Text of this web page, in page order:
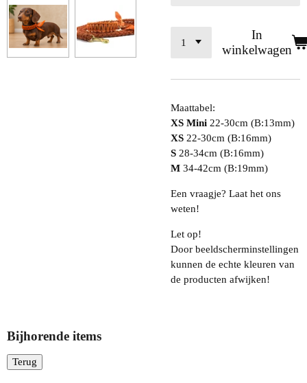
In
winkelwagen
Maattabel:
XS Mini 22-30cm (B:13mm)
XS 22-30cm (B:16mm)
S 28-34cm (B:16mm)
M 34-42cm (B:19mm)
Een vraagje? Laat het ons
weten!
Let op!
Door beeldscherminstellingen
kunnen de echte kleuren van
de producten afwijken!
Bijhorende items
Terug